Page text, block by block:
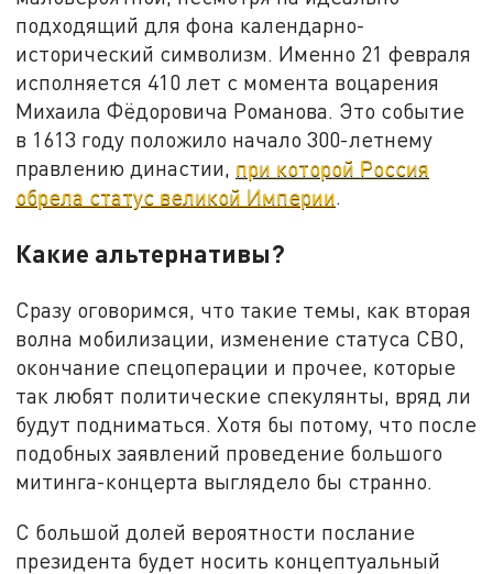
подходящий для фона календарно-
исторический символизм. Именно 21 февраля
исполняется 410 лет с момента воцарения
Михаила Фёдоровича Романова. Это событие
в 1613 году положило начало 300-летнему
правлению династии, при которой Россия
обрела статус великой Империи.
Какие альтернативы?
Сразу оговоримся, что такие темы, как вторая
волна мобилизации, изменение статуса СВО,
окончание спецоперации и прочее, которые
так любят политические спекулянты, вряд ли
будут подниматься. Хотя бы потому, что после
подобных заявлений проведение большого
митинга-концерта выглядело бы странно.
С большой долей вероятности послание
президента будет носить концептуальный